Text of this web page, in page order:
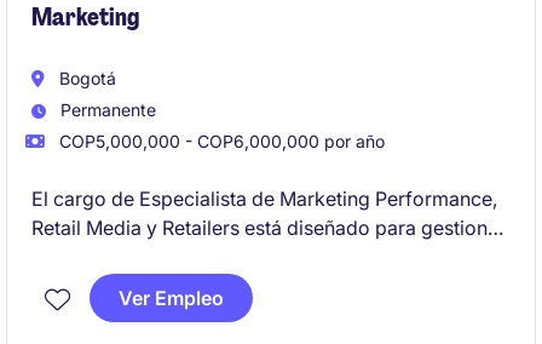
Marketing
Bogotá
Permanente
COP5,000,000 - COP6,000,000 por año
El cargo de Especialista de Marketing Performance,
Retail Media y Retailers está diseñado para gestionar
FMCG desde Bogotá, optimizando campañas y
colaborando con retailers para maximizar
Ver Empleo